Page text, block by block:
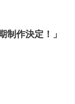
制作決定！」